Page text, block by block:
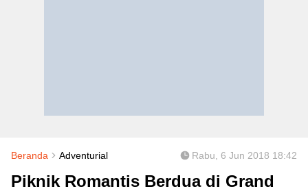
Beranda Adventurial Rabu, 6 Jun 2018 18:42
Piknik Romantis Berdua di Grand